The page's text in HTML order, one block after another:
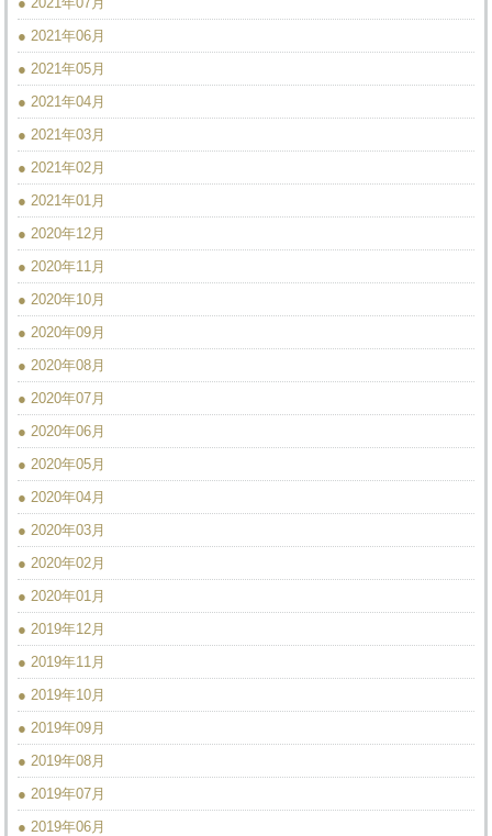
● 2021年06月
● 2021年05月
● 2021年04月
● 2021年03月
● 2021年02月
● 2021年01月
● 2020年12月
● 2020年11月
● 2020年10月
● 2020年09月
● 2020年08月
● 2020年07月
● 2020年06月
● 2020年05月
● 2020年04月
● 2020年03月
● 2020年02月
● 2020年01月
● 2019年12月
● 2019年11月
● 2019年10月
● 2019年09月
● 2019年08月
● 2019年07月
● 2019年06月